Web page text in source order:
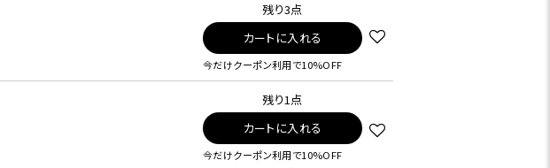
残り3点
カートに入れる
今だけクーポン利用で10%OFF
残り1点
カートに入れる
今だけクーポン利用で10%OFF